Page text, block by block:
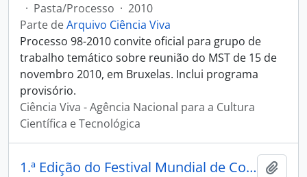
· Pasta/Processo · 2010
Parte deArquivo Ciência Viva
Processo 98-2010 convite oficial para grupo de
trabalho temático sobre reunião do MST de 15 de
novembro 2010, em Bruxelas. Inclui programa
provisório.
Ciência Viva - Agência Nacional para a Cultura
Científica e Tecnológica
1.ª Edição do Festival Mundial de Coros - Coro de S. Domingos de Rena